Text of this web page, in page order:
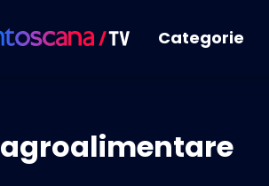
Categorie
agroalimentare